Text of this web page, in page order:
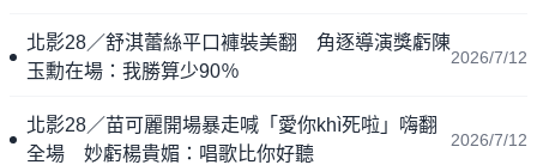
北影28／舒淇蕾絲平口褲裝美翻 角逐導演獎虧陳
玉勳在場：我勝算少90％
2026/7/12
北影28／苗可麗開場暴走喊「愛你khì死啦」嗨翻
全場 妙虧楊貴媚：唱歌比你好聽
2026/7/12